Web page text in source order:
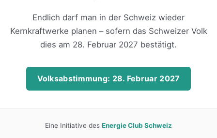
Endlich darf man in der Schweiz wieder
Kernkraftwerke planen – sofern das Schweizer Volk
dies am 28. Februar 2027 bestätigt.
Volksabstimmung: 28. Februar 2027
Eine Initiative des Energie Club Schweiz